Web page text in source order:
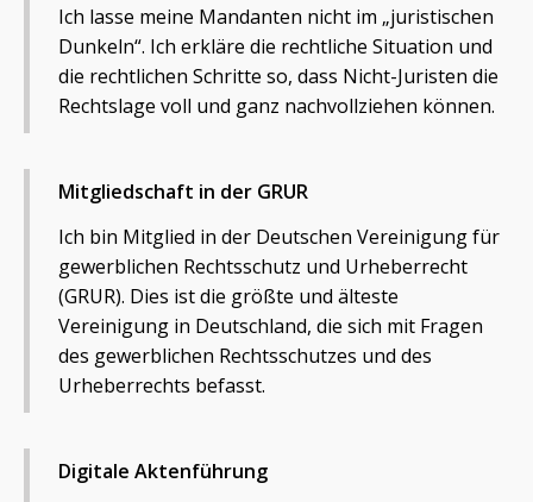
Ich lasse meine Mandanten nicht im „juristischen
Dunkeln“. Ich erkläre die rechtliche Situation und
die rechtlichen Schritte so, dass Nicht-Juristen die
Rechtslage voll und ganz nachvollziehen können.
Mitgliedschaft in der GRUR
Ich bin Mitglied in der Deutschen Vereinigung für
gewerblichen Rechtsschutz und Urheberrecht
(GRUR). Dies ist die größte und älteste
Vereinigung in Deutschland, die sich mit Fragen
des gewerblichen Rechtsschutzes und des
Urheberrechts befasst.
Digitale Aktenführung